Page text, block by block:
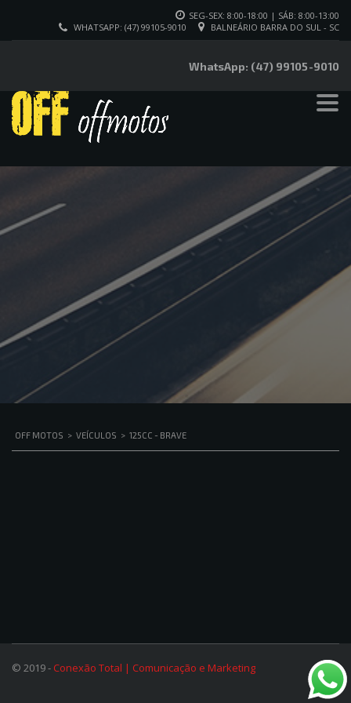
SEG-SEX: 8:00-18:00 | SÁB: 8:00-13:00
BALNEÁRIO BARRA DO SUL - SC
WHATSAPP: (47) 99105-9010
WhatsApp: (47) 99105-9010
OFF MOTOS > VEÍCULOS > 125CC - BRAVE
© 2019 - Conexão Total | Comunicação e Marketing